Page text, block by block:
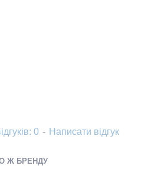
0 - Написати відгук
Ж БРЕНДУ